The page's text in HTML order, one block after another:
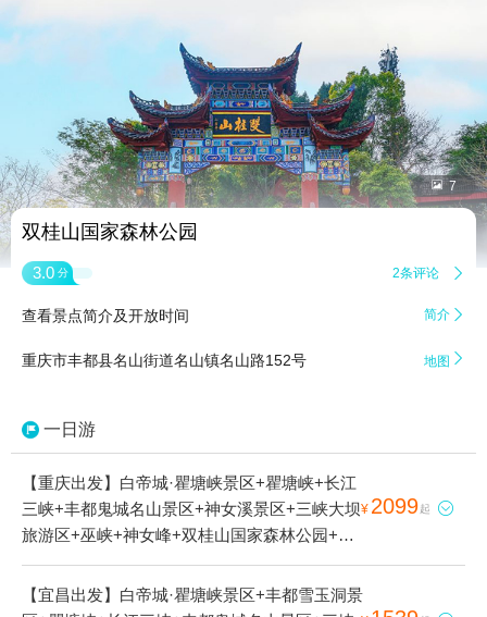
 7
双桂山国家森林公园
3.0 分 2条评论 
查看景点简介及开放时间 简介 
重庆市丰都县名山街道名山镇名山路152号 地图 
一日游
【重庆出发】白帝城·瞿塘峡景区+瞿塘峡+长江
三峡+丰都鬼城名山景区+神女溪景区+三峡大坝
旅游区+巫峡+神女峰+双桂山国家森林公园+三
峡垂直升船机+夔门4日游
¥ 2099起 
【宜昌出发】白帝城·瞿塘峡景区+丰都雪玉洞景
